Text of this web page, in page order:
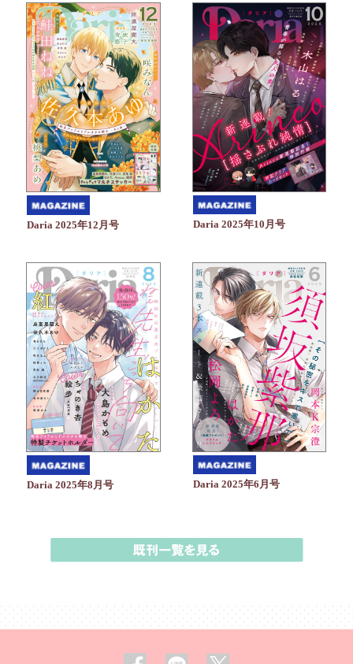
Daria 2025年12月号 Daria 2025年10月号
Daria 2025年8月号 Daria 2025年6月号